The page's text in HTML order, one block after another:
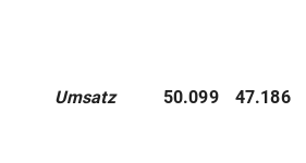
Umsatz 50.099 47.186